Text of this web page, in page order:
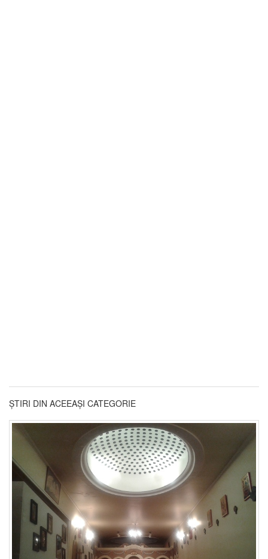
ȘTIRI DIN ACEEAȘI CATEGORIE